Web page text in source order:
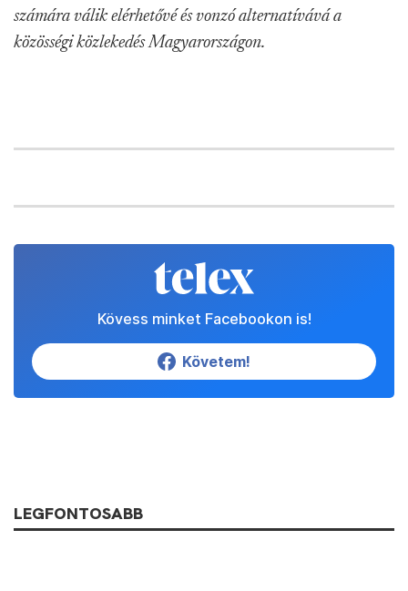
számára válik elérhetővé és vonzó alternatívává a
közösségi közlekedés Magyarországon.
Kövess minket Facebookon is!
Követem!
LEGFONTOSABB